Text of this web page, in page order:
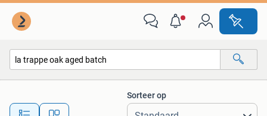
Alle afstanden…
Sorteer op